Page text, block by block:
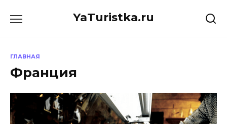
YaTuristka.ru
ГЛАВНАЯ
Франция